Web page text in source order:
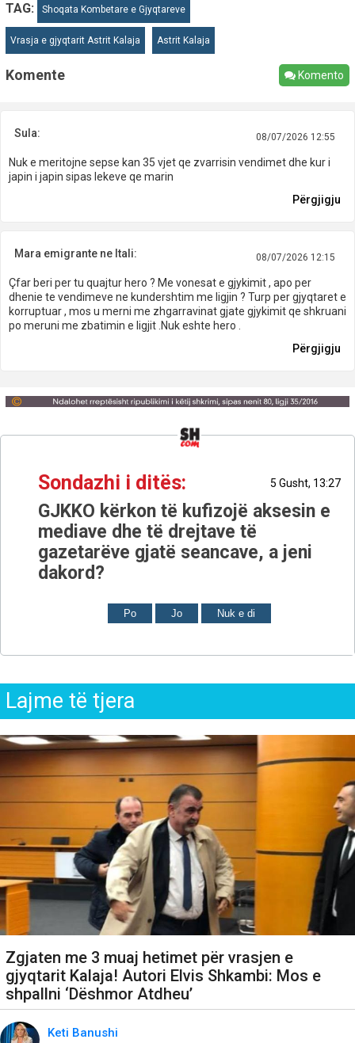
TAG:
Shoqata Kombetare e Gjyqtareve
Vrasja e gjyqtarit Astrit Kalaja Astrit Kalaja
Komente Komento
Sula: 08/07/2026 12:55
Nuk e meritojne sepse kan 35 vjet qe zvarrisin vendimet dhe kur i
japin i japin sipas lekeve qe marin
Përgjigju
Mara emigrante ne Itali: 08/07/2026 12:15
Çfar beri per tu quajtur hero ? Me vonesat e gjykimit , apo per
dhenie te vendimeve ne kundershtim me ligjin ? Turp per gjyqtaret e
korruptuar , mos u merni me zhgarravinat gjate gjykimit qe shkruani
po meruni me zbatimin e ligjit .Nuk eshte hero .
Përgjigju
Sondazhi i ditës: 5 Gusht, 13:27
GJKKO kërkon të kufizojë aksesin e
mediave dhe të drejtave të
gazetarëve gjatë seancave, a jeni
dakord?
Po Jo Nuk e di
Lajme të tjera
Zgjaten me 3 muaj hetimet për vrasjen e
gjyqtarit Kalaja! Autori Elvis Shkambi: Mos e
shpallni ‘Dëshmor Atdheu’
Keti Banushi